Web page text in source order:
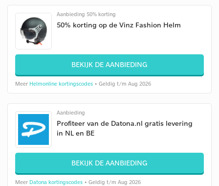
Aanbieding 50% korting
50% korting op de Vinz Fashion Helm
BEKIJK DE AANBIEDING
Meer Helmonline kortingscodes • Geldig t/m Aug 2026
Aanbieding
Profiteer van de Datona.nl gratis levering
in NL en BE
BEKIJK DE AANBIEDING
Meer Datona kortingscodes • Geldig t/m Aug 2026